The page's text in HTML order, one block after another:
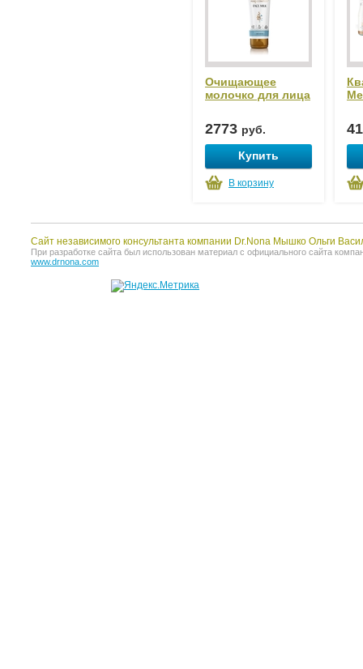
Очищающее
молочко для лица
2773 руб.
Купить
В корзину
Сайт независимого консультанта компании Dr.Nona Мышко Ольги
При разработке сайта был использован материал с официального сайта
www.drnona.com